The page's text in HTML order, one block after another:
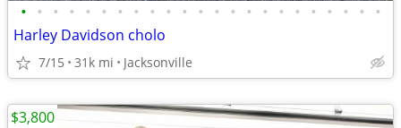
• • • • • • • • • • • • • • • • • • • • • • •
Harley Davidson cholo
7/15 31k mi Jacksonville
$3,800